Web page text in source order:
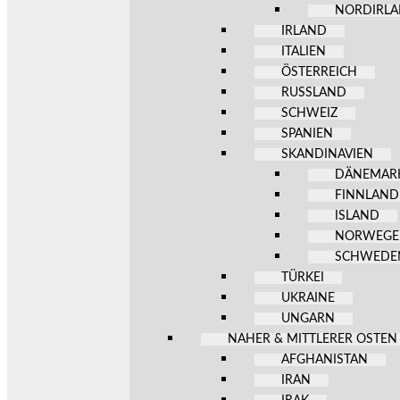
IRLAND
ITALIEN
ÖSTERREICH
RUSSLAND
SCHWEIZ
SPANIEN
SKANDINAVIEN
FINNLAND
ISLAND
TÜRKEI
UKRAINE
UNGARN
NAHER & MITTLERER OSTEN
AFGHANISTAN
IRAN